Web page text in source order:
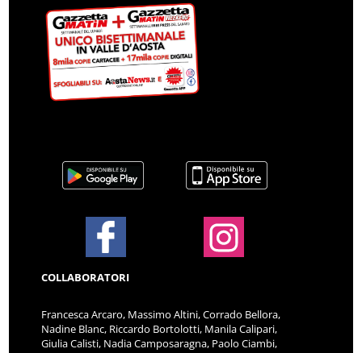
COLLABORATORI
Francesca Arcaro, Massimo Altini, Corrado Bellora,
Nadine Blanc, Riccardo Bortolotti, Manila Calipari,
Giulia Calisti, Nadia Camposaragna, Paolo Ciambi,